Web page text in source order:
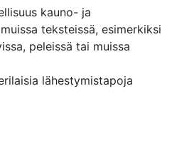
kauno- ja
teksteissä, esimerkiksi
peleissä tai muissa
lähestymistapoja